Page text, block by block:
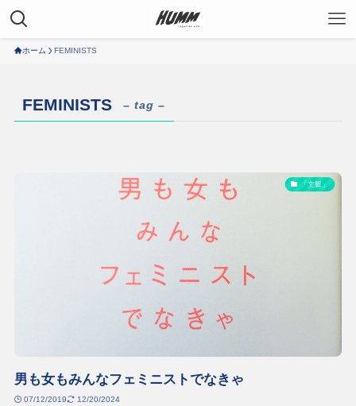
ホーム FEMINISTS
FEMINISTS – tag –
「文脈」
男も女もみんなフェミニストでなきゃ
07/12/2019 12/20/2024